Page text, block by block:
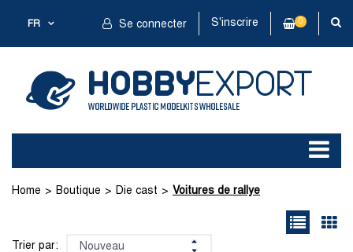
FR Se connecter S'inscrire 0
Home Boutique Die cast Voitures de rallye
Trier par: